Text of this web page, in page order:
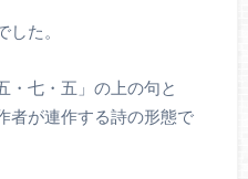
た。
・七・五」の上の句と
者が連作する詩の形態で